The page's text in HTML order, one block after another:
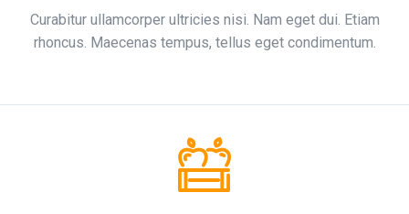
Curabitur ullamcorper ultricies nisi. Nam eget dui. Etiam
rhoncus. Maecenas tempus, tellus eget condimentum.